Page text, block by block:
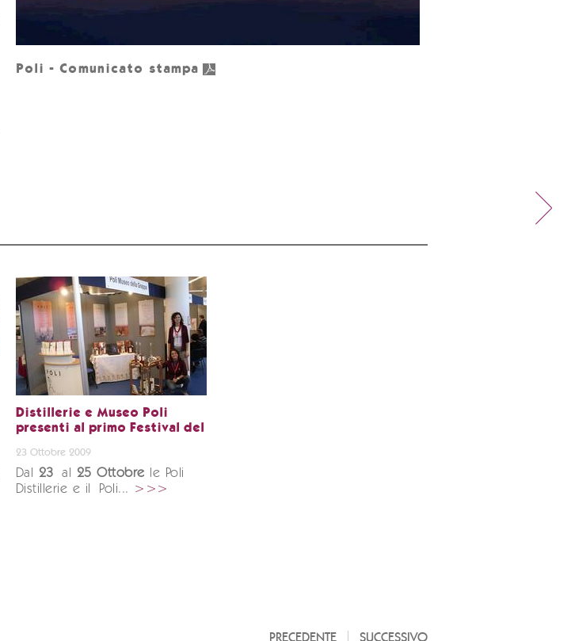
Poli - Comunicato stampa
Distillerie e Museo Poli
presenti al primo Festival del
23 Ottobre 2009
Dal 23al 25 Ottobre le Poli
Distillerie e il Poli... >>>
SUCCESSIVO
PRECEDENTE